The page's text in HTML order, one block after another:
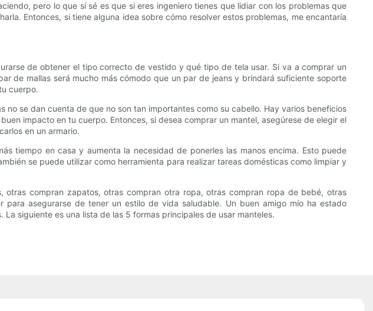
pero lo que sí sé es que si eres ingeniero tienes que lidiar con los problemas que
Entonces, si tiene alguna idea sobre cómo resolver estos problemas, me encantaría
de obtener el tipo correcto de vestido y qué tipo de tela usar. Si va a comprar un
de mallas será mucho más cómodo que un par de jeans y brindará suficiente soporte
cuerpo.
se dan cuenta de que no son tan importantes como su cabello. Hay varios beneficios
impacto en tu cuerpo. Entonces, si desea comprar un mantel, asegúrese de elegir el
en un armario.
tiempo en casa y aumenta la necesidad de ponerles las manos encima. Esto puede
se puede utilizar como herramienta para realizar tareas domésticas como limpiar y
compran zapatos, otras compran otra ropa, otras compran ropa de bebé, otras
asegurarse de tener un estilo de vida saludable. Un buen amigo mío ha estado
siguiente es una lista de las 5 formas principales de usar manteles.